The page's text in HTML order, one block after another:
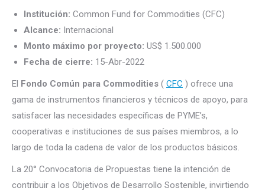
Institución: Common Fund for Commodities (CFC)
Alcance: Internacional
Monto máximo por proyecto: US$ 1.500.000
Fecha de cierre: 15-Abr-2022
El Fondo Común para Commodities ( CFC ) ofrece una
gama de instrumentos financieros y técnicos de apoyo, para
satisfacer las necesidades específicas de PYME’s,
cooperativas e instituciones de sus países miembros, a lo
largo de toda la cadena de valor de los productos básicos.
La 20° Convocatoria de Propuestas tiene la intención de
contribuir a los Objetivos de Desarrollo Sostenible, invirtiendo